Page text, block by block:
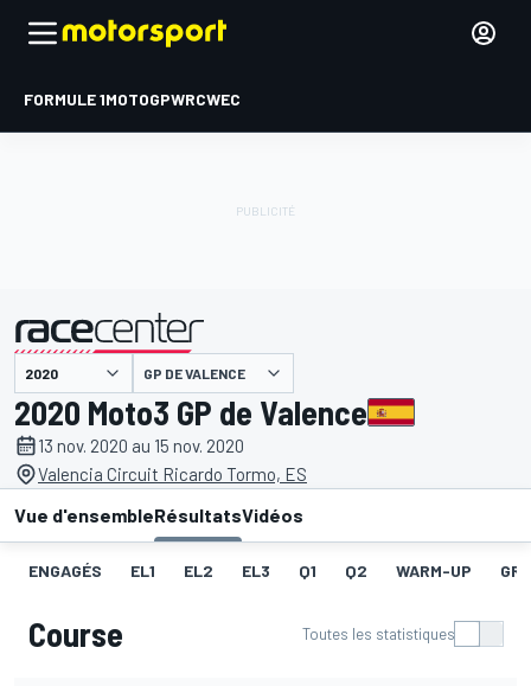
FORMULE 1MOTOGPWRCWEC
présenté par GP DE VALENCE
2020 Moto3 GP de Valence
13 nov. 2020 au 15 nov. 2020
Valencia Circuit Ricardo Tormo, ES
Vue d'ensembleRésultatsVidéos
ENGAGÉS EL1 EL2 EL3 Q1 Q2 WARM-UP
Course Toutes les statistiques